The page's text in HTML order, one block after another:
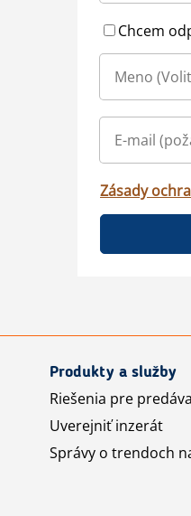
Chcem
Zásady
Produkty a služby
Riešenia pre
Uverejniť inzerát
Správy o trendoch